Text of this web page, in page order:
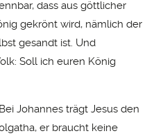
dass aus göttlicher
gekrönt wird, nämlich der
gesandt ist. Und
Soll ich euren König
Johannes trägt Jesus den
er braucht keine